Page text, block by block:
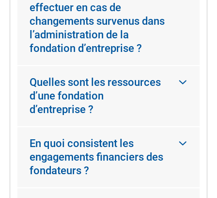
effectuer en cas de
changements survenus dans
l’administration de la
fondation d’entreprise ?
Quelles sont les ressources
d’une fondation
d’entreprise ?
En quoi consistent les
engagements financiers des
fondateurs ?